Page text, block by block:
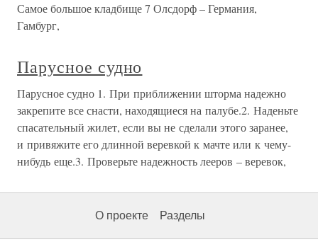
Самое большое кладбище 7 Олсдорф – Германия,
Гамбург,
Парусное судно
Парусное судно 1. При приближении шторма надежно
закрепите все снасти, находящиеся на палубе.2. Наденьте
спасательный жилет, если вы не сделали этого заранее,
и привяжите его длинной веревкой к мачте или к чему-
нибудь еще.3. Проверьте надежность лееров – веревок,
О проекте Разделы